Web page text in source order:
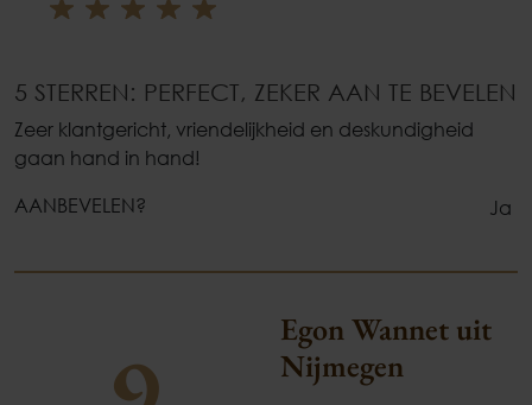
5 STERREN: PERFECT, ZEKER AAN TE BEVELEN
Zeer klantgericht, vriendelijkheid en deskundigheid
gaan hand in hand!
AANBEVELEN?
Ja
Egon Wannet uit
Nijmegen